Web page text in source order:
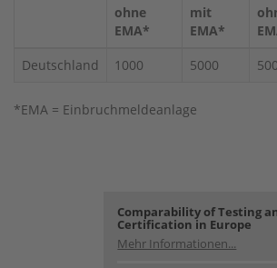
ohne
EMA*
mit
EMA*
Deutschland
1000 5000 500
*EMA = Einbruchmeldeanlage
Comparability of Testing
Certification in Europe
Mehr Informationen...